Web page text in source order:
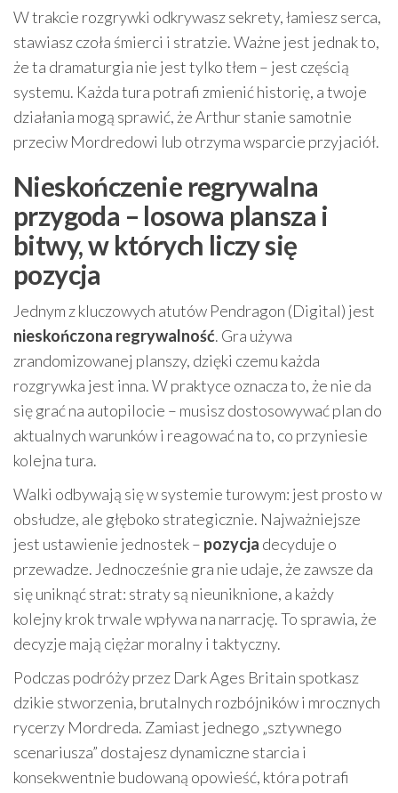
W trakcie rozgrywki odkrywasz sekrety, łamiesz serca,
stawiasz czoła śmierci i stratzie. Ważne jest jednak to,
że ta dramaturgia nie jest tylko tłem – jest częścią
systemu. Każda tura potrafi zmienić historię, a twoje
działania mogą sprawić, że Arthur stanie samotnie
przeciw Mordredowi lub otrzyma wsparcie przyjaciół.
Nieskończenie regrywalna
przygoda – losowa plansza i
bitwy, w których liczy się
pozycja
Jednym z kluczowych atutów Pendragon (Digital) jest
nieskończona regrywalność. Gra używa
zrandomizowanej planszy, dzięki czemu każda
rozgrywka jest inna. W praktyce oznacza to, że nie da
się grać na autopilocie – musisz dostosowywać plan do
aktualnych warunków i reagować na to, co przyniesie
kolejna tura.
Walki odbywają się w systemie turowym: jest prosto w
obsłudze, ale głęboko strategicznie. Najważniejsze
jest ustawienie jednostek – pozycja decyduje o
przewadze. Jednocześnie gra nie udaje, że zawsze da
się uniknąć strat: straty są nieuniknione, a każdy
kolejny krok trwale wpływa na narrację. To sprawia, że
decyzje mają ciężar moralny i taktyczny.
Podczas podróży przez Dark Ages Britain spotkasz
dzikie stworzenia, brutalnych rozbójników i mrocznych
rycerzy Mordreda. Zamiast jednego „sztywnego
scenariusza” dostajesz dynamiczne starcia i
konsekwentnie budowaną opowieść, która potrafi